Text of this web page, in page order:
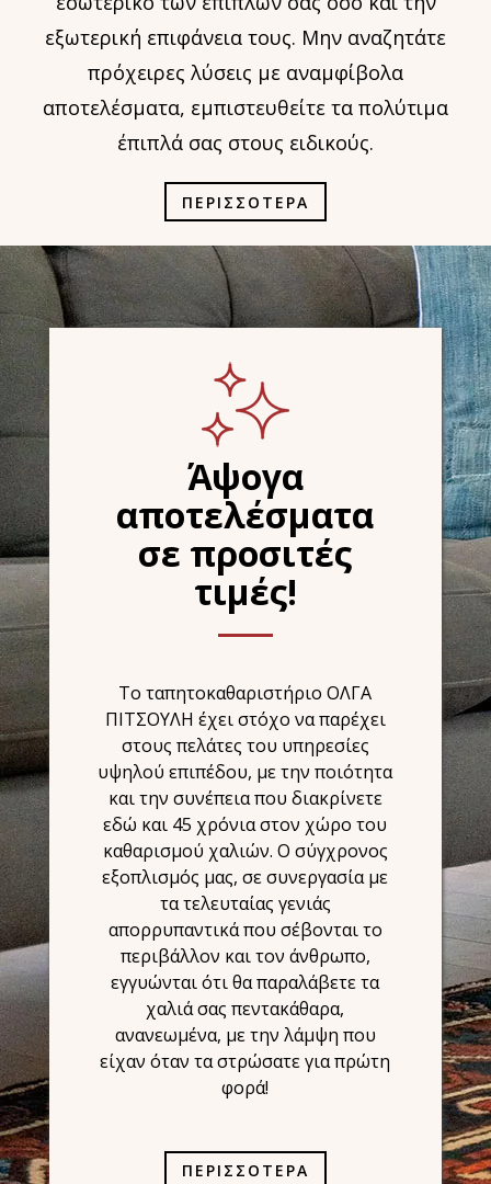
εξωτερική επιφάνεια τους. Μην αναζητάτε
πρόχειρες λύσεις με αναμφίβολα
αποτελέσματα, εμπιστευθείτε τα πολύτιμα
έπιπλά σας στους ειδικούς.
ΠΕΡΙΣΣΟΤΕΡΑ
Άψογα
αποτελέσματα
σε προσιτές
τιμές!
Το ταπητοκαθαριστήριο ΟΛΓΑ
ΠΙΤΣΟΥΛΗ έχει στόχο να παρέχει
στους πελάτες του υπηρεσίες
υψηλού επιπέδου, με την ποιότητα
και την συνέπεια που διακρίνετε
εδώ και 45 χρόνια στον χώρο του
καθαρισμού χαλιών. Ο σύγχρονος
εξοπλισμός μας, σε συνεργασία με
τα τελευταίας γενιάς
απορρυπαντικά που σέβονται το
περιβάλλον και τον άνθρωπο,
εγγυώνται ότι θα παραλάβετε τα
χαλιά σας πεντακάθαρα,
ανανεωμένα, με την λάμψη που
είχαν όταν τα στρώσατε για πρώτη
φορά!
ΠΕΡΙΣΣΟΤΕΡΑ